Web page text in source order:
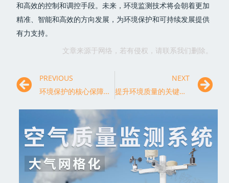
和高效的控制和调控手段。未来，环境监测技术将会朝着更加
精准、智能和高效的方向发展，为环境保护和可持续发展提供
有力支持。
文章来源于网络，若有侵权，请联系我们删除。
PREVIOUS
环境保护的核心保障：环保监测系统的现代化改革与发展
NEXT
提升环境质量的关键举措：环保监测技术的创新与突破